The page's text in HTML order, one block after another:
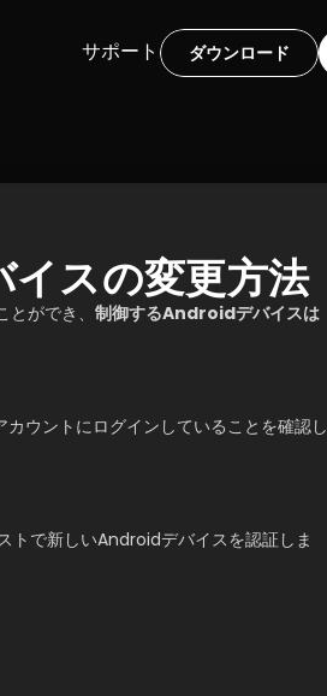
ダウンロード
サポート
スの変更方法
ができ、 制御するAndroidデバイスは
ウントにログインしていることを確認し
トで新しいAndroidデバイスを認証しま